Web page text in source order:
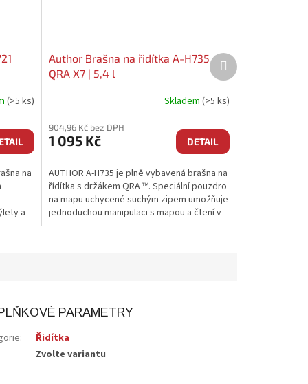
(>5 ks)
na
a
Author Brašna na řidítka A-H735
QRA X7 | 5,4 l
Skladem (>5 ks)
904,96 Kč bez DPH
1 095 Kč DETAIL
AUTHOR A-H735 je plně vybavená brašna na
řídítka s držákem QRA ™. Speciální pouzdro
na mapu uchycené suchým zipem umožňuje
jednoduchou manipulaci s mapou a čtení v
Další
produkt
PARAMETRY
:
Řidítka
Zvolte variantu